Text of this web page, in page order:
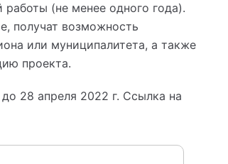
(не менее одного года).
получат возможность
или муниципалитета, а также
проекта.
28 апреля 2022 г. Ссылка на